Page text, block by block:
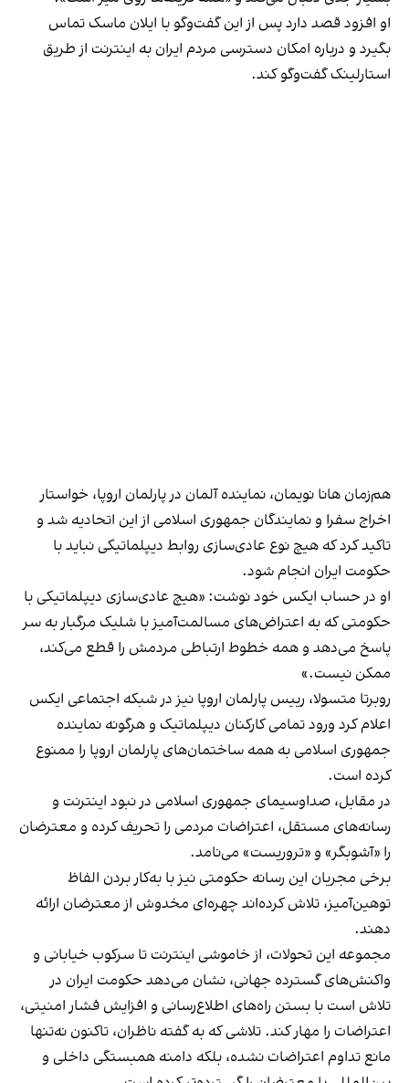
او افزود قصد دارد پس از این گفت‌وگو با ایلان ماسک تماس
بگیرد و درباره امکان دسترسی مردم ایران به اینترنت از طریق
استارلینک گفت‌وگو کند.
هم‌زمان ‌هانا نویمان، نماینده آلمان در پارلمان اروپا، خواستار
اخراج سفرا و نمایندگان جمهوری اسلامی از این اتحادیه شد و
تاکید کرد که هیچ نوع عادی‌سازی روابط دیپلماتیکی نباید با
حکومت ایران انجام شود.
او در حساب ایکس خود نوشت: «هیچ عادی‌سازی دیپلماتیکی با
حکومتی که به اعتراض‌های مسالمت‌آمیز با شلیک مرگبار به سر
پاسخ می‌دهد و همه خطوط ارتباطی مردمش را قطع می‌کند،
ممکن نیست.»
روبرتا متسولا، رییس پارلمان اروپا نیز در شبکه اجتماعی ایکس
اعلام کرد ورود تمامی کارکنان دیپلماتیک و هرگونه نماینده
جمهوری اسلامی به همه ساختمان‌های پارلمان اروپا را ممنوع
کرده است.
در مقابل، صداوسیمای جمهوری اسلامی در نبود اینترنت و
رسانه‌های مستقل، اعتراضات مردمی را تحریف کرده و معترضان
را «آشوبگر» و «تروریست» می‌نامد.
برخی مجریان این رسانه حکومتی نیز با به‌کار بردن الفاظ
توهین‌آمیز، تلاش کرده‌اند چهره‌ای مخدوش از معترضان ارائه
دهند.
مجموعه این تحولات، از خاموشی اینترنت تا سرکوب خیابانی و
واکنش‌های گسترده جهانی، نشان می‌دهد حکومت ایران در
تلاش است با بستن راه‌های اطلاع‌رسانی و افزایش فشار امنیتی،
اعتراضات را مهار کند. تلاشی که به گفته ناظران، تاکنون نه‌تنها
مانع تداوم اعتراضات نشده، بلکه دامنه همبستگی داخلی و